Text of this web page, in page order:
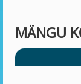
MÄNGU